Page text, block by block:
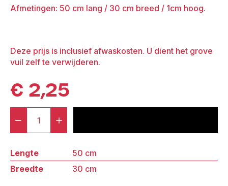
Afmetingen: 50 cm lang / 30 cm breed / 1cm hoog.
Deze prijs is inclusief afwaskosten. U dient het grove
vuil zelf te verwijderen.
€ 2,25
-
Snijplank
aantal
+
Lengte
50 cm
Breedte
30 cm